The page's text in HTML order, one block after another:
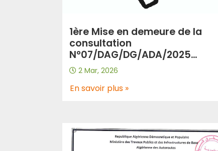
1ère Mise en demeure de la
consultation
N°07/DAG/DG/ADA/2025
“Fourniture et livraison des
produits d’entretien et
d’hygiènes au profit de l’EPIC-
2 Mar, 2026
En savoir plus »